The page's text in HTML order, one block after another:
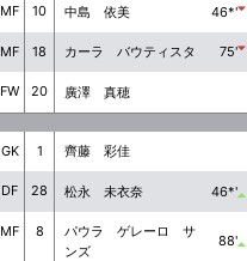
MF 10 中島 依美 46*'
MF 18 カーラ バウティスタ 75'
FW 20 廣澤 真穂
GK 1 齊藤 彩佳
DF 28 松永 未衣奈 46*'
MF 8
パウラ ゲレーロ サ
ンズ
88'